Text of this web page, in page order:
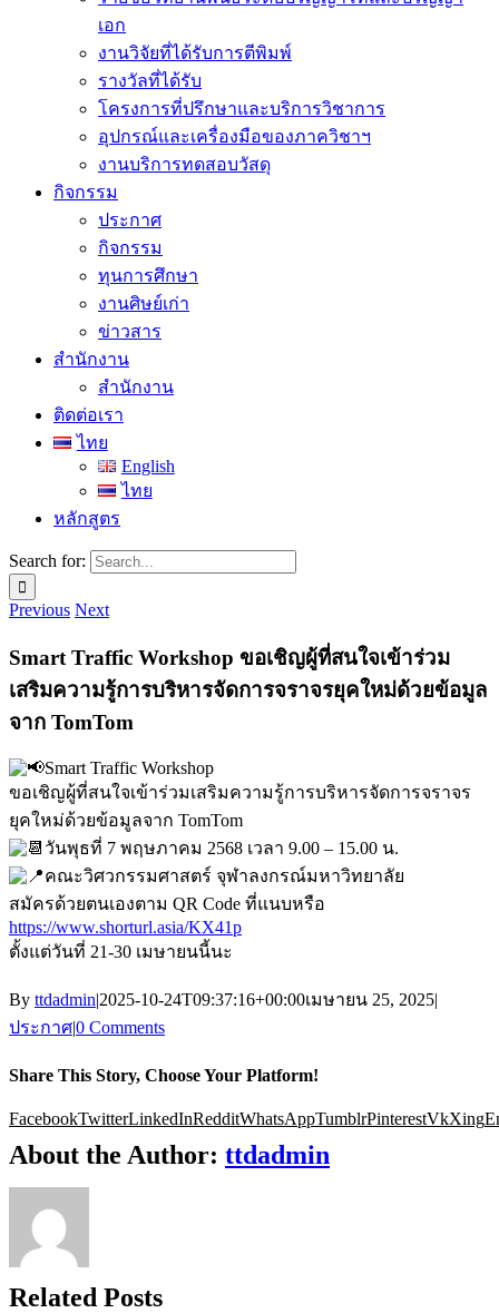
เอก
งานวิจัยที่ได้รับการตีพิมพ์
รางวัลที่ได้รับ
โครงการที่ปรึกษาและบริการวิชาการ
อุปกรณ์และเครื่องมือของภาควิชาฯ
งานบริการทดสอบวัสดุ
กิจกรรม
ประกาศ
กิจกรรม
ทุนการศึกษา
งานศิษย์เก่า
ข่าวสาร
สำนักงาน
สำนักงาน
ติดต่อเรา
ไทย
English
ไทย
หลักสูตร
Search for:
Previous Next
Smart Traffic Workshop ขอเชิญผู้ที่สนใจเข้าร่วม
เสริมความรู้การบริหารจัดการจราจรยุคใหม่ด้วยข้อมูล
จาก TomTom
Smart Traffic Workshop
ขอเชิญผู้ที่สนใจเข้าร่วมเสริมความรู้การบริหารจัดการจราจร
ยุคใหม่ด้วยข้อมูลจาก TomTom
วันพุธที่ 7 พฤษภาคม 2568 เวลา 9.00 – 15.00 น.
คณะวิศวกรรมศาสตร์ จุฬาลงกรณ์มหาวิทยาลัย
สมัครด้วยตนเองตาม QR Code ที่แนบหรือ
https://www.shorturl.asia/KX41p
ตั้งแต่วันที่ 21-30 เมษายนนี้นะ
By ttdadmin|2025-10-24T09:37:16+00:00เมษายน 25, 2025|
ประกาศ|0 Comments
Share This Story, Choose Your Platform!
FacebookTwitterLinkedInRedditWhatsAppTumblrPinterestVkXing
About the Author: ttdadmin
Related Posts